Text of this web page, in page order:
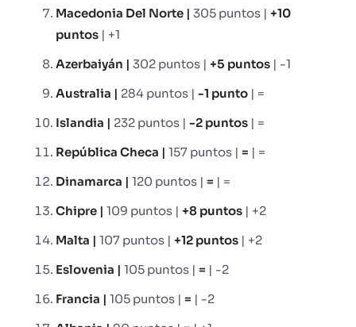
Macedonia Del Norte | 305 puntos | +10
puntos | +1
Azerbaiyán | 302 puntos | +5 puntos | -1
Australia | 284 puntos | -1 punto | =
Islandia | 232 puntos | -2 puntos | =
República Checa | 157 puntos | = | =
Dinamarca | 120 puntos | = | =
Chipre | 109 puntos | +8 puntos | +2
Malta | 107 puntos | +12 puntos | +2
Eslovenia | 105 puntos | = | -2
Francia | 105 puntos | = | -2